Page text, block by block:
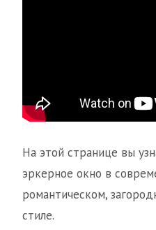
На этой странице вы
эркерное окно в
романтическом,
стиле.